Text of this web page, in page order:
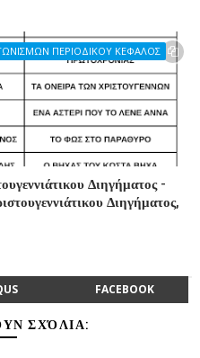
ΠΕΡΙΟΔΙΚΟΥ ΚΕΦΑΛΟΣ
Διηγήματος -
Διηγήματος,
FACEBOOK
ΣΧΌΛΙΑ: